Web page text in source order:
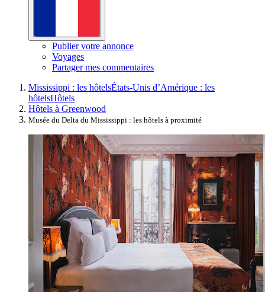
Publier votre annonce
Voyages
Partager mes commentaires
Mississippi : les hôtelsÉtats-Unis d’Amérique : les
hôtelsHôtels
Hôtels à Greenwood
Musée du Delta du Mississippi : les hôtels à proximité